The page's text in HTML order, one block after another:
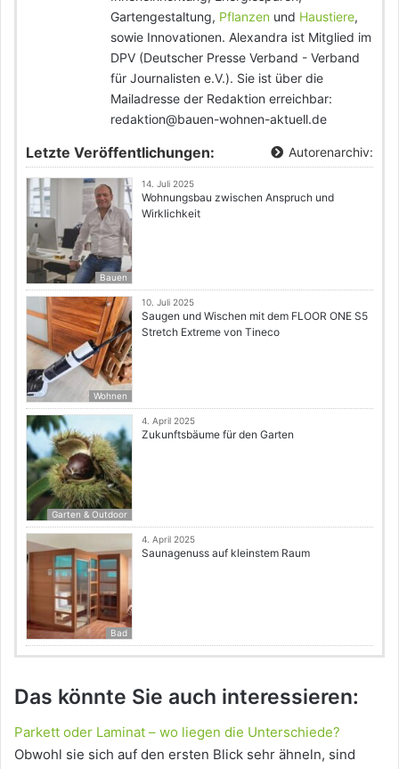
Gartengestaltung, Pflanzen und Haustiere,
sowie Innovationen. Alexandra ist Mitglied im
DPV (Deutscher Presse Verband - Verband
für Journalisten e.V.). Sie ist über die
Mailadresse der Redaktion erreichbar:
redaktion@bauen-wohnen-aktuell.de
Letzte Veröffentlichungen: Autorenarchiv:
Bauen
14. Juli 2025
Wohnungsbau zwischen Anspruch und
Wirklichkeit
Wohnen
10. Juli 2025
Saugen und Wischen mit dem FLOOR ONE S5
Stretch Extreme von Tineco
Garten & Outdoor
4. April 2025
Zukunftsbäume für den Garten
Bad
4. April 2025
Saunagenuss auf kleinstem Raum
Das könnte Sie auch interessieren:
Parkett oder Laminat – wo liegen die Unterschiede?
Obwohl sie sich auf den ersten Blick sehr ähneln, sind